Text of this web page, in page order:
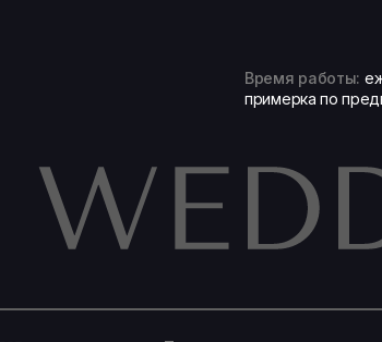
Время работы:
примерка по